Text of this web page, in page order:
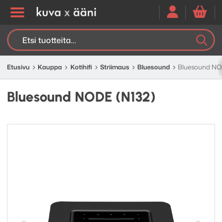
Etsi:
Etusivu Kauppa Kotihifi Striimaus Bluesound Bluesound
Bluesound NODE (N132)
Edellinen